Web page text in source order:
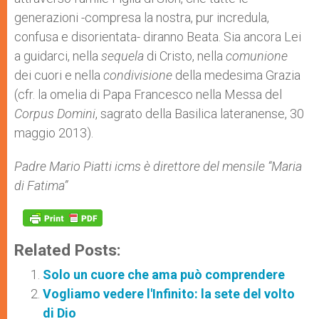
generazioni -compresa la nostra, pur incredula,
confusa e disorientata- diranno Beata. Sia ancora Lei
a guidarci, nella sequela di Cristo, nella comunione
dei cuori e nella condivisione della medesima Grazia
(cfr. la omelia di Papa Francesco nella Messa del
Corpus Domini, sagrato della Basilica lateranense, 30
maggio 2013).
Padre Mario Piatti icms è direttore del mensile “Maria
di Fatima”
Related Posts:
Solo un cuore che ama può comprendere
Vogliamo vedere l'Infinito: la sete del volto
di Dio